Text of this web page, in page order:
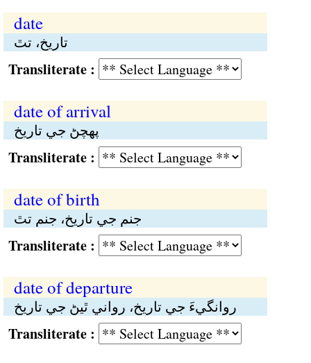
date
تاريخ، تٿ
:
date of arrival
پهچڻ جي تاريخ
:
date of birth
جنم جي تاريخ، جنم تٿ
:
date of departure
روانگيءَ جي تاريخ، رواني ٿيڻ جي تاريخ
: